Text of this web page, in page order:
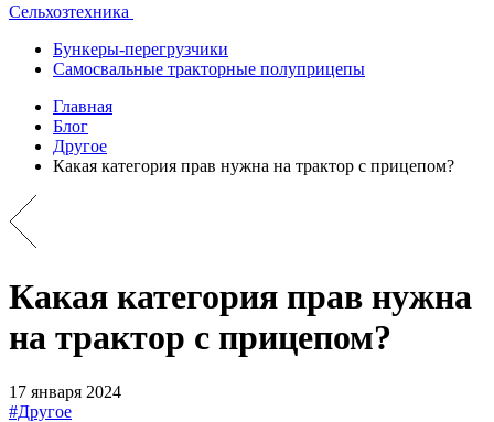
Сельхозтехника
Бункеры-перегрузчики
Самосвальные тракторные полуприцепы
Главная
Блог
Другое
Какая категория прав нужна на трактор с прицепом?
Какая категория прав нужна
на трактор с прицепом?
17 января 2024
#Другое